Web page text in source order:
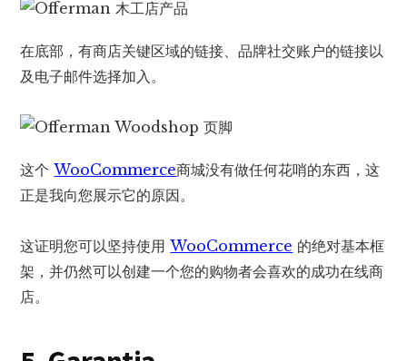
在底部，有商店关键区域的链接、品牌社交账户的链接以
及电子邮件选择加入。
这个WooCommerce商城没有做任何花哨的东西，这
正是我向您展示它的原因。
这证明您可以坚持使用WooCommerce 的绝对基本框
架，并仍然可以创建一个您的购物者会喜欢的成功在线商
店。